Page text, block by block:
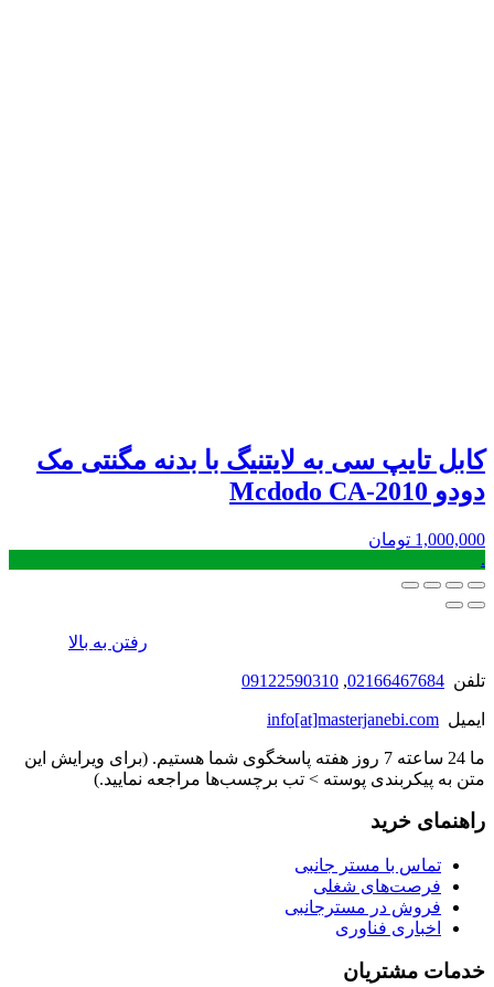
کابل تایپ سی به لایتنیگ با بدنه مگنتی مک
دودو Mcdodo CA-2010
1,000,000 تومان
.
رفتن به بالا
تلفن 02166467684
,
09122590310
ایمیل info[at]masterjanebi.com
ما 24 ساعته 7 روز هفته پاسخگوی شما هستیم. (برای ویرایش این
متن به پیکربندی پوسته > تب برچسب‌ها مراجعه نمایید.)
راهنمای خرید
تماس با مستر جانبی
فرصت‌های شغلی
فروش در مسترجانبی
اخباری فناوری
خدمات مشتریان